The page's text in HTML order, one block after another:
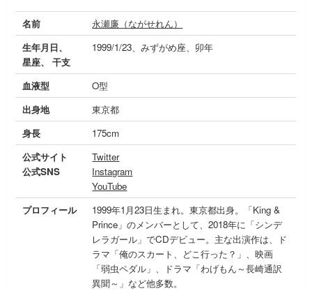
名前
永瀬廉（ながせれん）
生年月日、
星座、 干支
1999/1/23、みずがめ座、卯年
血液型
O型
出身地
東京都
身長
175cm
公式サイト
公式SNS
Twitter
Instagram
YouTube
プロフィール
1999年1月23日生まれ。東京都出身。「King &
Prince」のメンバーとして、2018年に「シンデ
レラガール」でCDデビュー。主な出演作は、ド
ラマ「俺のスカート、どこ行った？」、映画
「弱虫ペダル」、ドラマ「わげもん～長崎通訳
異聞～」など他多数。